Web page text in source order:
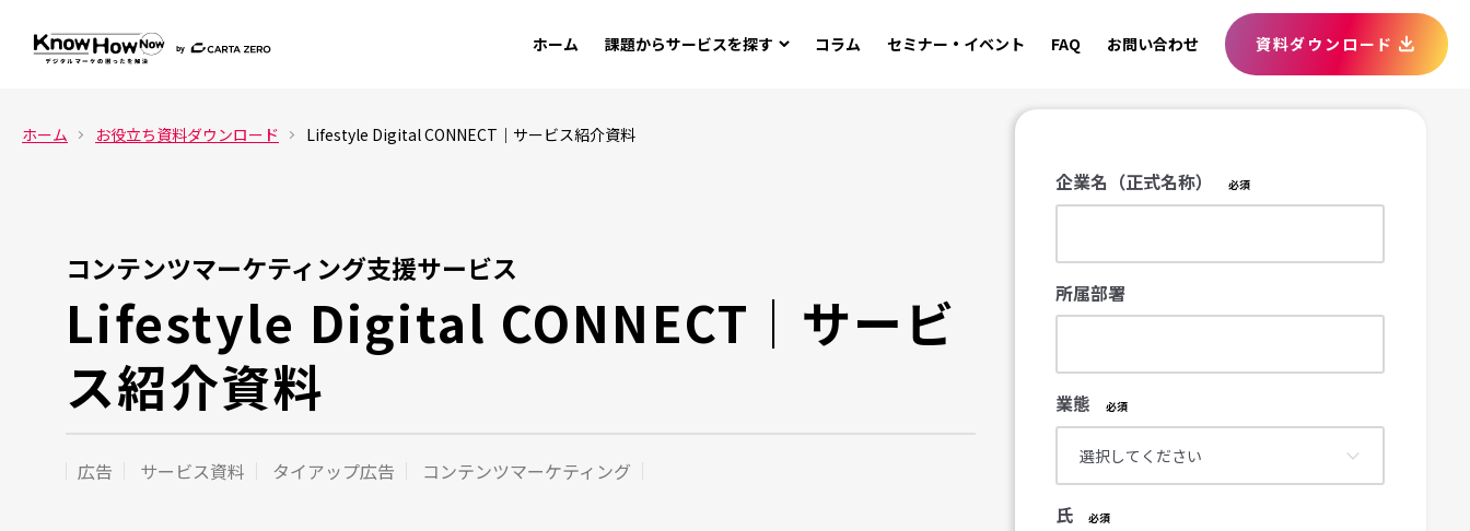
ホーム 課題からサービスを探す コラム セミナー・イベント FAQ お問い合わせ 資料ダウンロード
ホーム お役立ち資料ダウンロード Lifestyle Digital CONNECT｜サービス紹介資料
コンテンツマーケティング支援サービス
Lifestyle Digital CONNECT｜サービ
ス紹介資料
広告 サービス資料 タイアップ広告 コンテンツマーケティング
企業名（正式名称）
所属部署
業態
氏